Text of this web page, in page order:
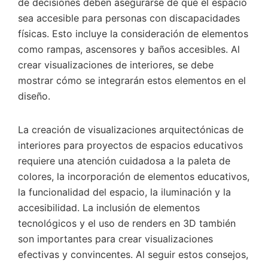
sea accesible para personas con discapacidades
físicas. Esto incluye la consideración de elementos
como rampas, ascensores y baños accesibles. Al
crear visualizaciones de interiores, se debe
mostrar cómo se integrarán estos elementos en el
diseño.
La creación de visualizaciones arquitectónicas de
interiores para proyectos de espacios educativos
requiere una atención cuidadosa a la paleta de
colores, la incorporación de elementos educativos,
la funcionalidad del espacio, la iluminación y la
accesibilidad. La inclusión de elementos
tecnológicos y el uso de renders en 3D también
son importantes para crear visualizaciones
efectivas y convincentes. Al seguir estos consejos,